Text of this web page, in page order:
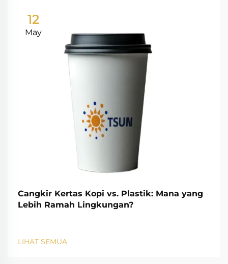
12
May
Cangkir Kertas Kopi vs. Plastik: Mana yang
Lebih Ramah Lingkungan?
LIHAT SEMUA